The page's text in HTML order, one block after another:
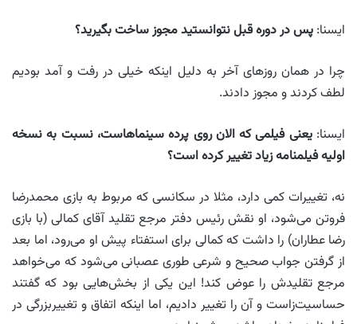
ایسنا: پس در دوره قبل نتوانستید مجوز ساخت بگیرید؟
چرا در همان روزهای آخر به دلیل اینکه خیلی در رفت و آمد بودیم
لطف کردند و مجوز دادند.
ایسنا:یعنی فیلمی که الان روی پرده سینماهاست، نسبت به نسخه
اولیه فیلمنامه زیاد تغییر کرده است؟
نه، تغییرات کمی دارد، مثلا در سکانسی که مربوط به بازی محمدرضا
فروتن می‌شود، ‌او نقش رئیس دفتر مرجع تقلید آقای کمالی (با بازی
رضا عطاران)‌ را داشت که کمالی برای استفتاء پیش او می‌رود، اما بعد
از گرفتن جواب صحیح و شرعی طوری عصبانی می‌شود که می‌خواهد
مرجع تقلیدش را عوض کند! این یکی از بخش‌هایی بود که گفتند
حساسیت‌زاست و آن را تغییر دادیم،‌ اما اینکه اتفاق و تغییربزرگی در